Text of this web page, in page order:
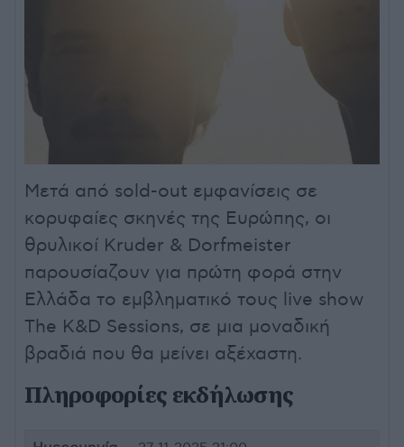
Μετά από sold-out εμφανίσεις σε
κορυφαίες σκηνές της Ευρώπης, οι
θρυλικοί Kruder & Dorfmeister
παρουσίαζουν για πρώτη φορά στην
Ελλάδα το εμβληματικό τους live show
The K&D Sessions, σε μια μοναδική
βραδιά που θα μείνει αξέχαστη.
Πληροφορίες εκδήλωσης